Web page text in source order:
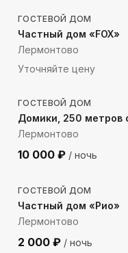
ГОСТЕВОЙ ДОМ
Частный дом «FOX»
Лермонтово
Уточняйте цену
283м до моря
ГОСТЕВОЙ ДОМ
Домики, 250 метров
Лермонтово
10 000 ₽ / ночь
298 м до моря
ГОСТЕВОЙ ДОМ
Частный дом «Рио»
Лермонтово
2 000 ₽ / ночь
251 м до моря